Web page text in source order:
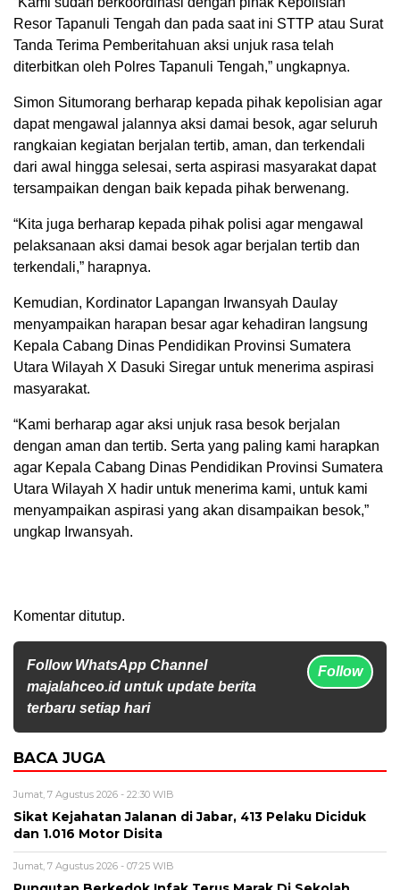
Resor Tapanuli Tengah dan pada saat ini STTP atau Surat
Tanda Terima Pemberitahuan aksi unjuk rasa telah
diterbitkan oleh Polres Tapanuli Tengah,” ungkapnya.
Simon Situmorang berharap kepada pihak kepolisian agar
dapat mengawal jalannya aksi damai besok, agar seluruh
rangkaian kegiatan berjalan tertib, aman, dan terkendali
dari awal hingga selesai, serta aspirasi masyarakat dapat
tersampaikan dengan baik kepada pihak berwenang.
“Kita juga berharap kepada pihak polisi agar mengawal
pelaksanaan aksi damai besok agar berjalan tertib dan
terkendali,” harapnya.
Kemudian, Kordinator Lapangan Irwansyah Daulay
menyampaikan harapan besar agar kehadiran langsung
Kepala Cabang Dinas Pendidikan Provinsi Sumatera
Utara Wilayah X Dasuki Siregar untuk menerima aspirasi
masyarakat.
“Kami berharap agar aksi unjuk rasa besok berjalan
dengan aman dan tertib. Serta yang paling kami harapkan
agar Kepala Cabang Dinas Pendidikan Provinsi Sumatera
Utara Wilayah X hadir untuk menerima kami, untuk kami
menyampaikan aspirasi yang akan disampaikan besok,”
ungkap Irwansyah.
Komentar ditutup.
Follow WhatsApp Channel
majalahceo.id untuk update berita
terbaru setiap hari
Follow
BACA JUGA
Jumat, 7 Agustus 2026 - 22:30 WIB
Sikat Kejahatan Jalanan di Jabar, 413 Pelaku Diciduk
dan 1.016 Motor Disita
Jumat, 7 Agustus 2026 - 07:25 WIB